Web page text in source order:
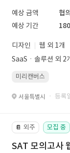
예상 금액
협
예상 기간
디자인
웹 외 1개
SaaSㆍ솔루션 외 2
미리캔버스
서울특별시 · 등록
📔 외주 모집 중
SAT 모의고사